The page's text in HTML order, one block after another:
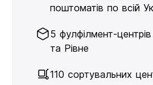
поштоматів по всій
5 фулфілмент-
та Рівне
110 сортувальних